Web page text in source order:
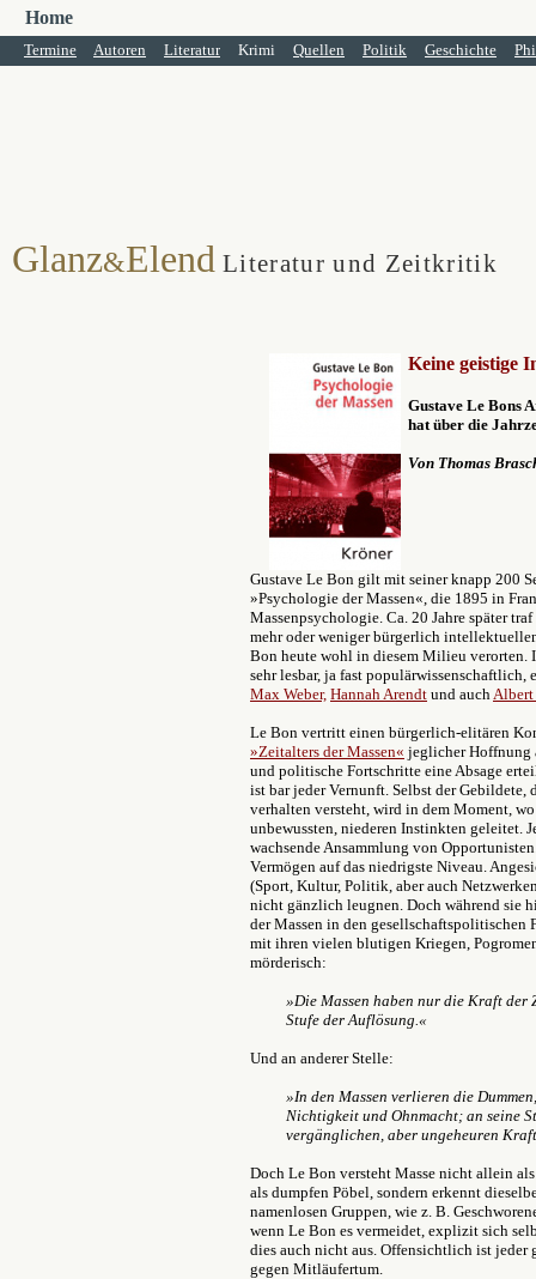
Home
Termine Autoren Literatur Krimi Quellen Politik Geschichte
Glanz&Elend Literatur und Zeitkritik
Keine geistige
Gustave Le Bons
hat über die
Von Thomas
Gustave Le Bon gilt mit seiner knapp 200
»Psychologie der Massen«, die 1895 in
Massenpsychologie. Ca. 20 Jahre später
mehr oder weniger bürgerlich
Bon heute wohl in diesem Milieu verorten.
sehr lesbar, ja fast
Max Weber, Hannah Arendt und auchAlbert
Le Bon vertritt einen bürgerlich-elitären
»Zeitalters der Massen« jeglicher Hoffnung
und politische Fortschritte eine Absage
ist bar jeder Vernunft. Selbst der
verhalten versteht, wird in dem Moment,
unbewussten, niederen Instinkten geleitet.
wachsende Ansammlung von
Vermögen auf das niedrigste Niveau.
(Sport, Kultur, Politik, aber auch
nicht gänzlich leugnen. Doch während sie
der Massen in den
mit ihren vielen blutigen Kriegen,
mörderisch:
»Die Massen haben nur die Kraft der
Stufe der Auflösung.«
Und an anderer Stelle:
»In den Massen verlieren die
Nichtigkeit und Ohnmacht; an seine
vergänglichen, aber ungeheuren
Doch Le Bon versteht Masse nicht allein
als dumpfen Pöbel, sondern erkennt
namenlosen Gruppen, wie z. B.
wenn Le Bon es vermeidet, explizit sich
dies auch nicht aus. Offensichtlich ist
gegen Mitläufertum.